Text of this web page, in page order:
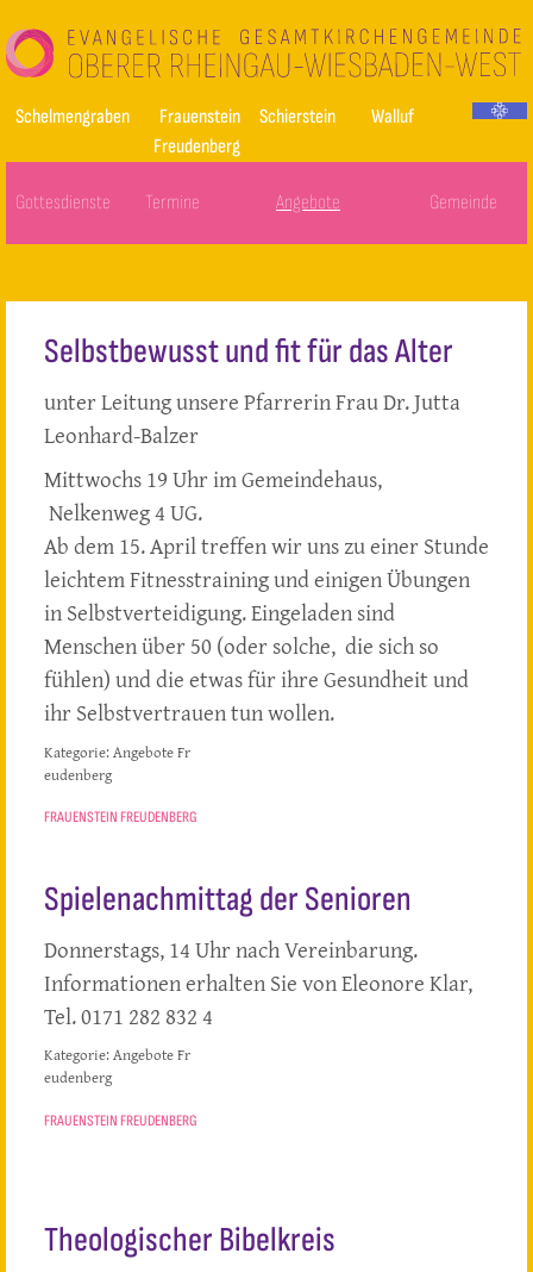
Schelmengraben
Frauenstein
Freudenberg
Schierstein Walluf
Gottesdienste Termine Angebote Gemeinde
Selbstbewusst und fit für das Alter
unter Leitung unsere Pfarrerin Frau Dr. Jutta
Leonhard-Balzer
Mittwochs 19 Uhr im Gemeindehaus,
Nelkenweg 4 UG.
Ab dem 15. April treffen wir uns zu einer Stunde
leichtem Fitnesstraining und einigen Übungen
in Selbstverteidigung. Eingeladen sind
Menschen über 50 (oder solche, die sich so
fühlen) und die etwas für ihre Gesundheit und
ihr Selbstvertrauen tun wollen.
Kategorie:Angebote Fr
eudenberg
FRAUENSTEIN FREUDENBERG
Spielenachmittag der Senioren
Donnerstags, 14 Uhr nach Vereinbarung.
Informationen erhalten Sie von Eleonore Klar,
Tel. 0171 282 832 4
Kategorie:Angebote Fr
eudenberg
FRAUENSTEIN FREUDENBERG
Theologischer Bibelkreis